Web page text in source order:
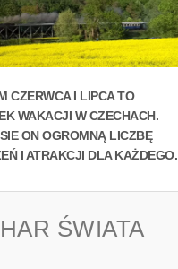
CZERWCA I LIPCA TO
WAKACJI W CZECHACH.
ON OGROMNĄ LICZBĘ
I ATRAKCJI DLA KAŻDEGO.
ŚWIATA